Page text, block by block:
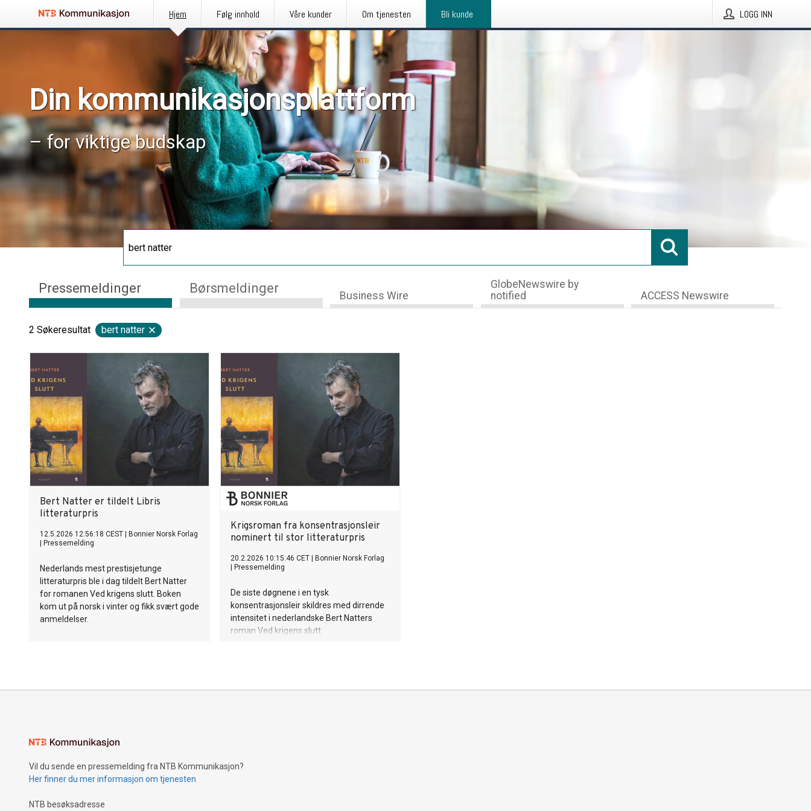
Hjem Følg innhold Våre kunder Om tjenesten Bli kunde LOGG INN
Din kommunikasjonsplattform
– for viktige budskap
Pressemeldinger Børsmeldinger Business Wire
GlobeNewswire by
notified
ACCESS Newswire
2 Søkeresultat bert natter
Bert Natter er tildelt Libris
litteraturpris
12.5.2026 12:56:18 CEST
Bonnier Norsk Forlag
Pressemelding
Nederlands mest prestisjetunge
litteraturpris ble i dag tildelt Bert Natter
for romanen Ved krigens slutt. Boken
kom ut på norsk i vinter og fikk svært gode
anmeldelser.
Krigsroman fra konsentrasjonsleir
nominert til stor litteraturpris
20.2.2026 10:15:46 CET
Bonnier Norsk Forlag
Pressemelding
De siste døgnene i en tysk
konsentrasjonsleir skildres med dirrende
intensitet i nederlandske Bert Natters
roman Ved krigens slutt.
Vil du sende en pressemelding fra NTB Kommunikasjon?
Her finner du mer informasjon om tjenesten
NTB besøksadresse